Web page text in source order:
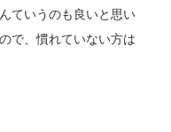
ていうのも良いと思い
で、慣れていない方は